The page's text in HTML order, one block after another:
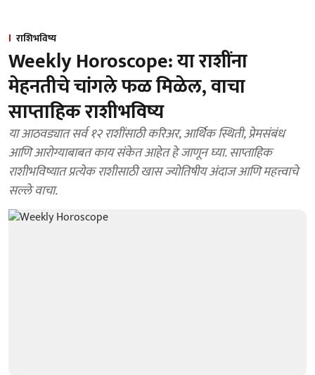
राशिभविष्य
Weekly Horoscope: या राशींना
मेहनतीचे चांगले फळ मिळेल, वाचा
साप्ताहिक राशीभविष्य
या आठवड्यात सर्व १२ राशींसाठी करिअर, आर्थिक स्थिती, प्रेमसंबंध
आणि आरोग्याबाबत काय संकेत आहेत हे जाणून घ्या. साप्ताहिक
राशीभविष्यात प्रत्येक राशीसाठी खास ज्योतिषीय अंदाज आणि महत्त्वाचे
सल्ले वाचा.